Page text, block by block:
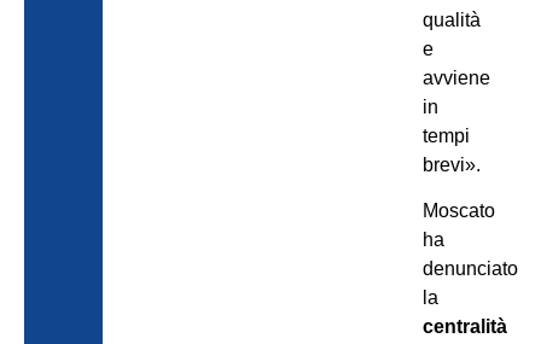
qualità
e
avviene
in
tempi
brevi».
Moscato
ha
denunciato
la
centralità